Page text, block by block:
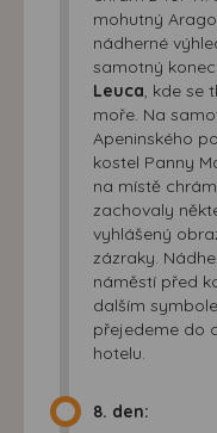
mohutný
nádherné
samotný
Leuca , kde
moře. Na
Apeninského
kostel Panny
na místě
zachovaly
vyhlášený
zázraky.
náměstí před
dalším
přejedeme do
hotelu.
8. den: